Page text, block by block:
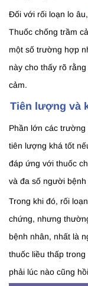
Đối với rối loạn lo âu,
Thuốc chống trầm
một số trường hợp
này cho thấy rõ
cảm.
Tiên lượng và
Phần lớn các
tiên lượng khá tốt
đáp ứng với thuốc
và đa số người
Trong khi đó, rối
chứng, nhưng
bệnh nhân, nhất là
thuốc liều thấp
phải lúc nào cũng